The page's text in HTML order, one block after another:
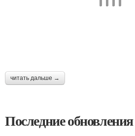
читать дальше →
Последние